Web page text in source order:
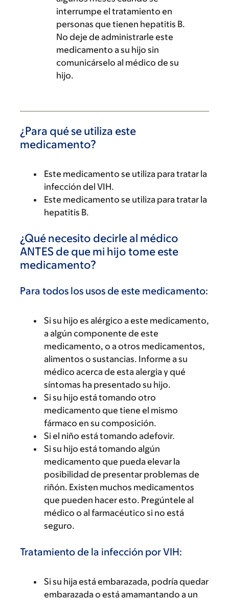
interrumpe el tratamiento en
personas que tienen hepatitis B.
No deje de administrarle este
medicamento a su hijo sin
comunicárselo al médico de su
hijo.
¿Para qué se utiliza este
medicamento?
Este medicamento se utiliza para tratar la
infección del VIH.
Este medicamento se utiliza para tratar la
hepatitis B.
¿Qué necesito decirle al médico
ANTES de que mi hijo tome este
medicamento?
Para todos los usos de este medicamento:
Si su hijo es alérgico a este medicamento,
a algún componente de este
medicamento, o a otros medicamentos,
alimentos o sustancias. Informe a su
médico acerca de esta alergia y qué
síntomas ha presentado su hijo.
Si su hijo está tomando otro
medicamento que tiene el mismo
fármaco en su composición.
Si el niño está tomando adefovir.
Si su hijo está tomando algún
medicamento que pueda elevar la
posibilidad de presentar problemas de
riñón. Existen muchos medicamentos
que pueden hacer esto. Pregúntele al
médico o al farmacéutico si no está
seguro.
Tratamiento de la infección por VIH:
Si su hija está embarazada, podría quedar
embarazada o está amamantando a un